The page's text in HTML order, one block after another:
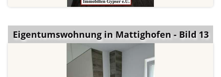
Eigentumswohnung in Mattighofen - Bild 13